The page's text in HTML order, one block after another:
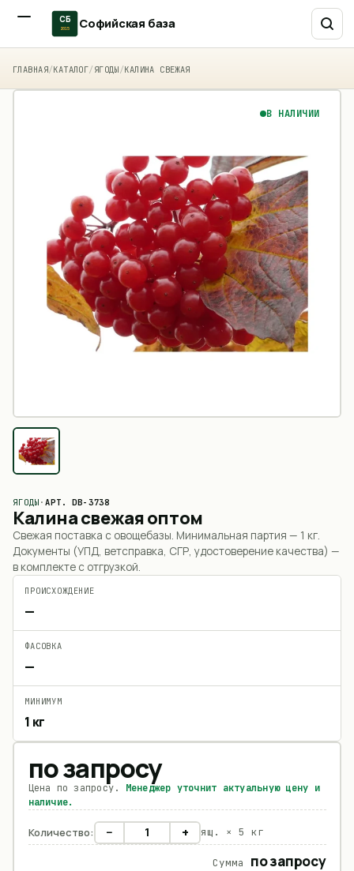
СБ
2015 Софийская база
ГЛАВНАЯ/КАТАЛОГ/ ЯГОДЫ/КАЛИНА СВЕЖАЯ
В НАЛИЧИИ
ЯГОДЫ ·АРТ.DB-3738
Калина свежая оптом
Свежая поставка с овощебазы. Минимальная партия — 1 кг.
Документы (УПД, ветсправка, СГР, удостоверение качества) —
в комплекте с отгрузкой.
ПРОИСХОЖДЕНИЕ
—
ФАСОВКА
—
МИНИМУМ
1 кг
по запросу
Цена по запросу. Менеджер уточнит актуальную цену и
наличие.
Количество: − + ящ. × 5 кг
Сумма по запросу